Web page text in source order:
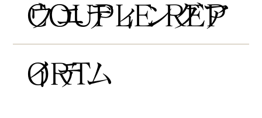
COUPLE REP
ORT
​ウエディングア
イテム